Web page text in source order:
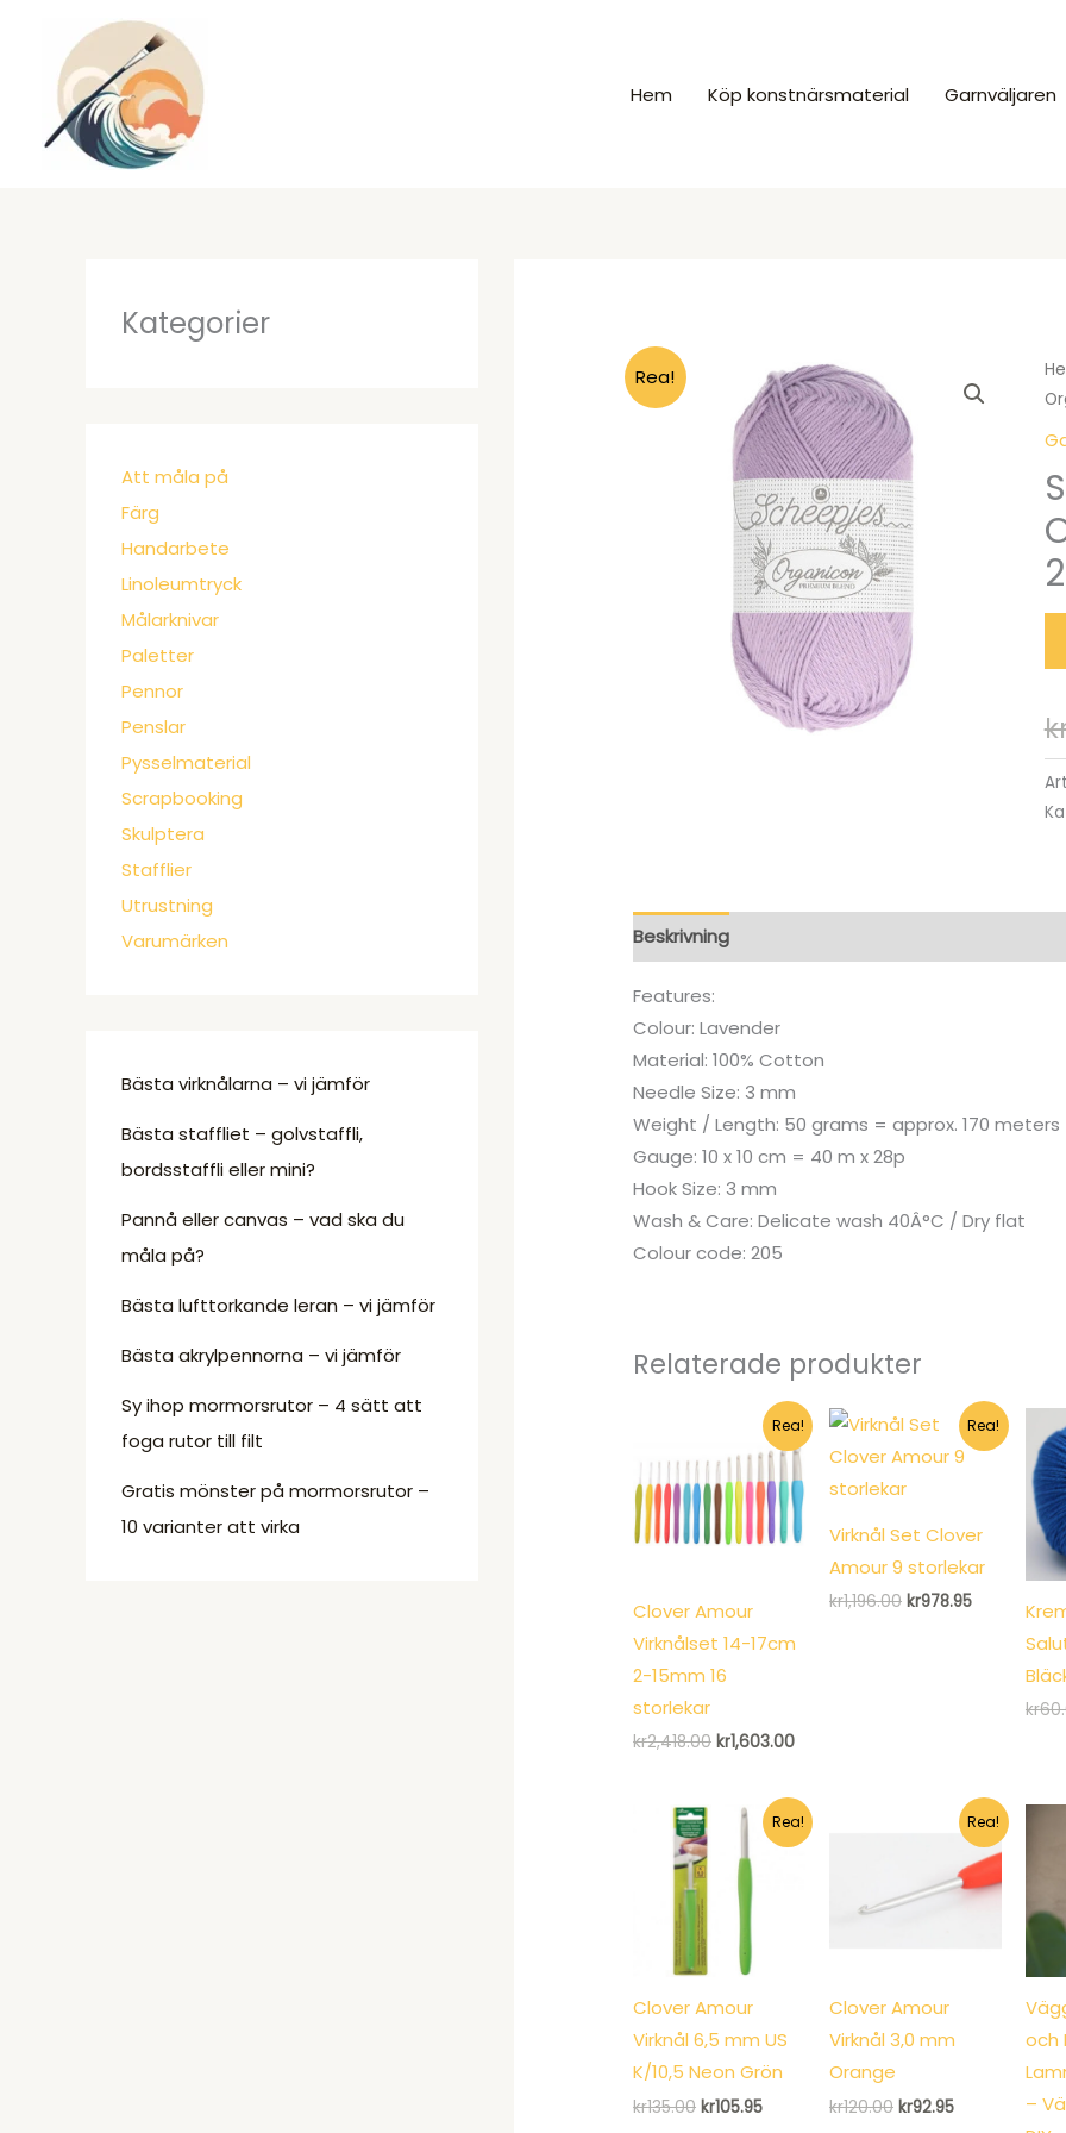
innehåll
Hem Köp konstnärsmaterial Garnväljaren
Kategorier
Att måla på
Färg
Handarbete
Linoleumtryck
Målarknivar
Paletter
Pennor
Penslar
Pysselmaterial
Scrapbooking
Skulptera
Stafflier
Utrustning
Varumärken
Bästa virknålarna – vi jämför
Bästa staffliet – golvstaffli,
bordsstaffli eller mini?
Pannå eller canvas – vad ska du
måla på?
Bästa lufttorkande leran – vi jämför
Bästa akrylpennorna – vi jämför
Sy ihop mormorsrutor – 4 sätt att
foga rutor till filt
Gratis mönster på mormorsrutor –
10 varianter att virka
Rea!
Beskrivning
Features:
Colour: Lavender
Material: 100% Cotton
Needle Size: 3 mm
Weight / Length: 50 grams = approx. 170 meters
Gauge: 10 x 10 cm = 40 m x 28p
Hook Size: 3 mm
Wash & Care: Delicate wash 40Â°C / Dry flat
Colour code: 205
Relaterade produkter
Rea!
Clover Amour
Virknålset 14-17cm
2-15mm 16
storlekar
kr2,418.00 Det
var:
kr2,418.00.
kr1,603.00Det
är:
kr1,603.00.
Rea!
Virknål Set Clover
Amour 9 storlekar
kr1,196.00 Det
kr978.95Det
nuvarande
kr978.95.
kr
Rea!
Clover Amour
Virknål 6,5 mm US
K/10,5 Neon Grön
kr135.00 Det
kr105.95Det
Rea!
Clover Amour
Virknål 3,0 mm
Orange
kr120.00 Det
kr92.95Det
nuvarande
och
–